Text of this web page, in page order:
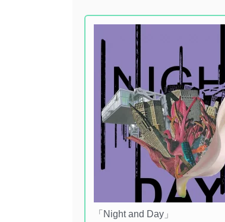
「Night and Day」